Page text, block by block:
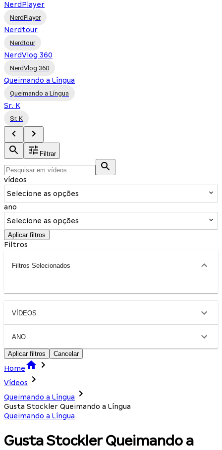
NerdPlayer
NerdPlayer
Nerdtour
Nerdtour
NerdVlog 360
NerdVlog 360
Queimando a Língua
Queimando a Língua
Sr. K
Sr. K
Filtrar
vídeos
Selecione as opções
ano
Selecione as opções
Aplicar filtros
Filtros
Filtros Selecionados
VÍDEOS
ANO
Aplicar filtros Cancelar
Home
Vídeos
Queimando a Língua
Gusta Stockler Queimando a Língua
Queimando a Língua
Gusta Stockler Queimando a